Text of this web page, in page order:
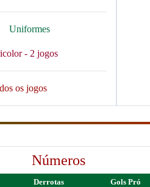
Uniformes
- 2 jogos
os jogos
Números
Derrotas Gols Pró